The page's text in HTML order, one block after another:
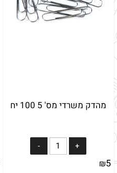
מהדק משרדי מס' 5 100 יח
₪5